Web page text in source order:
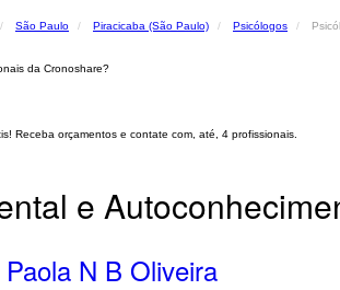
São Paulo Piracicaba (São Paulo) Psicólogos
da Cronoshare?
Receba orçamentos e contate com, até, 4 profissionais.
e
Paola N B Oliveira